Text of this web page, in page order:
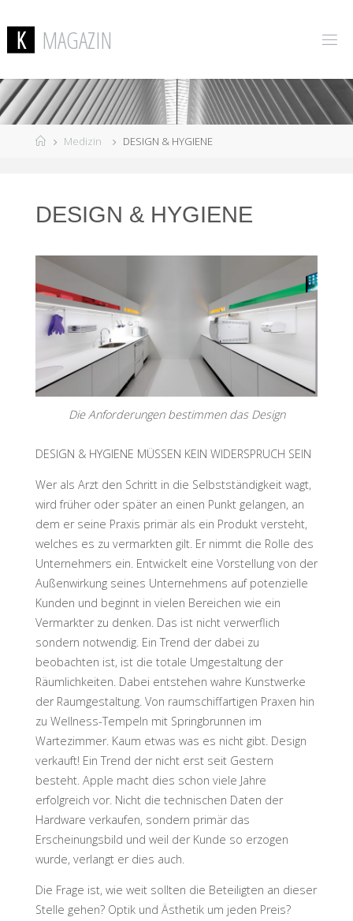
K MAGAZIN
Medizin DESIGN & HYGIENE
DESIGN & HYGIENE
Die Anforderungen bestimmen das Design
DESIGN & HYGIENE MÜSSEN KEIN WIDERSPRUCH SEIN
Wer als Arzt den Schritt in die Selbstständigkeit wagt,
wird früher oder später an einen Punkt gelangen, an
dem er seine Praxis primär als ein Produkt versteht,
welches es zu vermarkten gilt. Er nimmt die Rolle des
Unternehmers ein. Entwickelt eine Vorstellung von der
Außenwirkung seines Unternehmens auf potenzielle
Kunden und beginnt in vielen Bereichen wie ein
Vermarkter zu denken. Das ist nicht verwerflich
sondern notwendig. Ein Trend der dabei zu
beobachten ist, ist die totale Umgestaltung der
Räumlichkeiten. Dabei entstehen wahre Kunstwerke
der Raumgestaltung. Von raumschiffartigen Praxen hin
zu Wellness-Tempeln mit Springbrunnen im
Wartezimmer. Kaum etwas was es nicht gibt. Design
verkauft! Ein Trend der nicht erst seit Gestern
besteht. Apple macht dies schon viele Jahre
erfolgreich vor. Nicht die technischen Daten der
Hardware verkaufen, sondern primär das
Erscheinungsbild und weil der Kunde so erzogen
wurde, verlangt er dies auch.
Die Frage ist, wie weit sollten die Beteiligten an dieser
Stelle gehen? Optik und Ästhetik um jeden Preis?